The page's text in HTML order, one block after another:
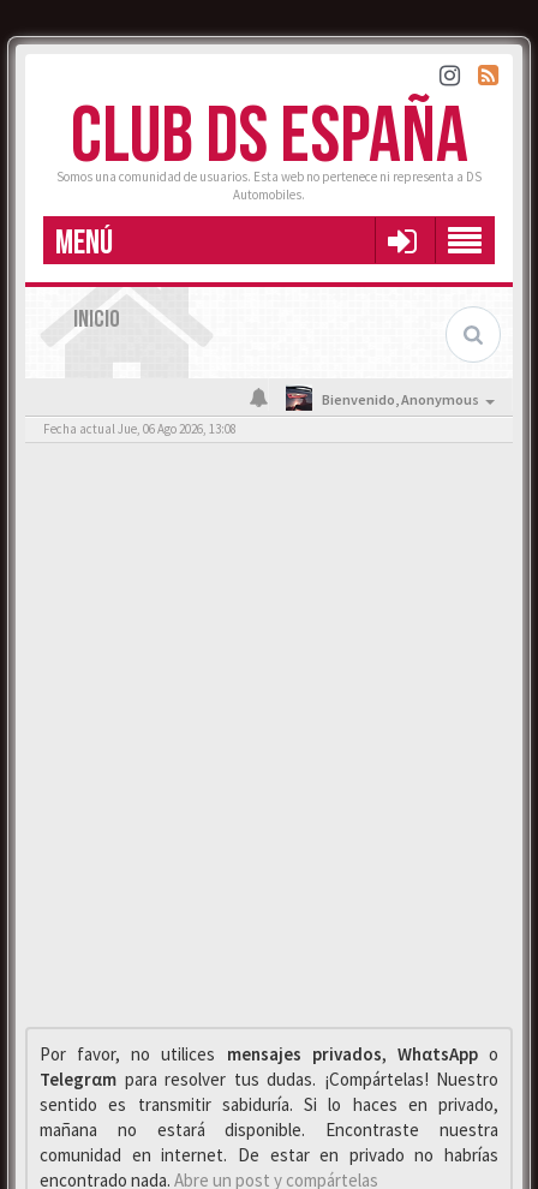
CLUB DS ESPAÑA
Somos una comunidad de usuarios. Esta web no pertenece ni representa a DS
Automobiles.
MENÚ
INICIO
Bienvenido,Anonymous
Fecha actual Jue, 06 Ago 2026, 13:08
Por favor, no utilices mensajes privados, WhαtsAppo
Telegrαm para resolver tus dudas. ¡Compártelas! Nuestro
sentido es transmitir sabiduría. Si lo haces en privado,
mañana no estará disponible. Encontraste nuestra
comunidad en internet. De estar en privado no habrías
encontrado nada. Abre un post y compártelas